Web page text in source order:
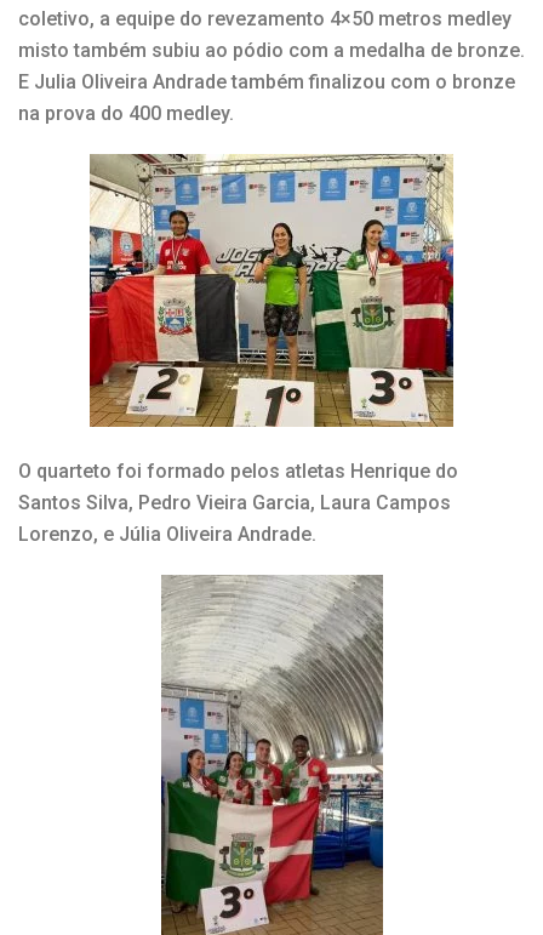
coletivo, a equipe do revezamento 4×50 metros medley
misto também subiu ao pódio com a medalha de bronze.
E Julia Oliveira Andrade também finalizou com o bronze
na prova do 400 medley.
O quarteto foi formado pelos atletas Henrique do
Santos Silva, Pedro Vieira Garcia, Laura Campos
Lorenzo, e Júlia Oliveira Andrade.